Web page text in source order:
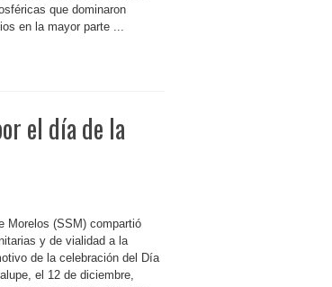
que dominaron
en la mayor parte ...
el día de la
Morelos (SSM) compartió
y de vialidad a la
de la celebración del Día
el 12 de diciembre,